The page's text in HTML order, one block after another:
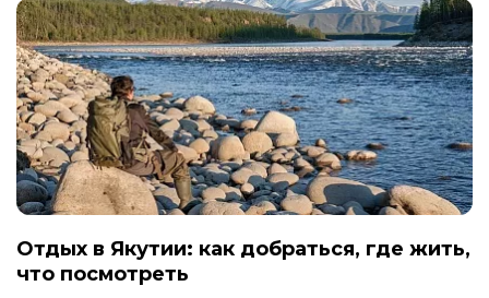
Отдых в Якутии: как добраться, где жить,
что посмотреть